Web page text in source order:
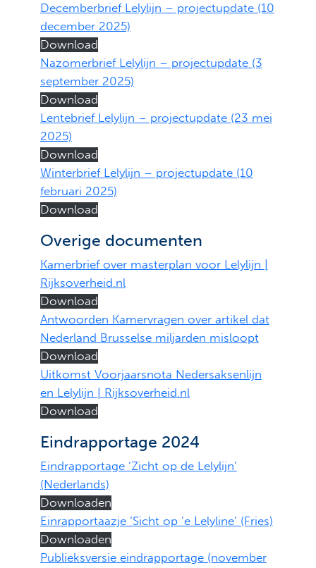
Decemberbrief Lelylijn – projectupdate (10
december 2025)
Download
Nazomerbrief Lelylijn – projectupdate (3
september 2025)
Download
Lentebrief Lelylijn – projectupdate (23 mei
2025)
Download
Winterbrief Lelylijn – projectupdate (10
februari 2025)
Download
Overige documenten
Kamerbrief over masterplan voor Lelylijn |
Rijksoverheid.nl
Download
Antwoorden Kamervragen over artikel dat
Nederland Brusselse miljarden misloopt
Download
Uitkomst Voorjaarsnota Nedersaksenlijn
en Lelylijn | Rijksoverheid.nl
Download
Eindrapportage 2024
Eindrapportage ‘Zicht op de Lelylijn’
(Nederlands)
Downloaden
Einrapportaazje ‘Sicht op ’e Lelyline’ (Fries)
Downloaden
Publieksversie eindrapportage (november